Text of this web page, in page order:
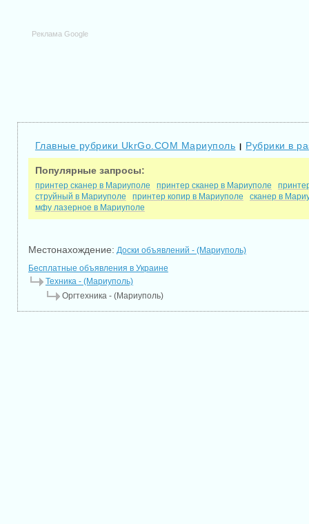
Реклама Google
Главные рубрики UkrGo.COM Мариуполь | Рубрики в
Популярные запросы:
принтер сканер в Мариуполе принтер сканер в Мариуполе
струйный в Мариуполе
принтер копир в Мариуполе
сканер в
мфу лазерное в Мариуполе
Местонахождение: Доски объявлений - (Мариуполь)
Бесплатные объявления в Украине
Техника - (Мариуполь)
Оргтехника - (Мариуполь)